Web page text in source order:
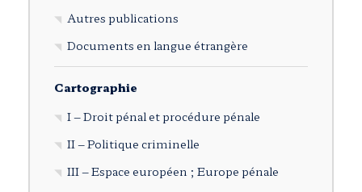
Autres publications
Documents en langue étrangère
Cartographie
I – Droit pénal et procédure pénale
II – Politique criminelle
III – Espace européen ; Europe pénale